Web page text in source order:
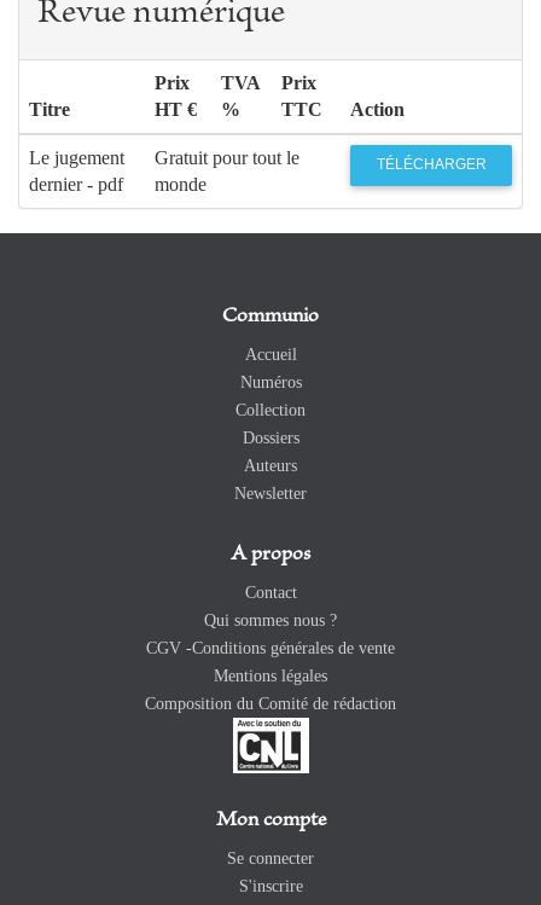
Revue numérique
Titre
Prix
HT €
TVA
%
Prix
TTC
Action
Le jugement
dernier - pdf
Gratuit pour tout le
monde
TÉLÉCHARGER
Communio
Accueil
Numéros
Collection
Dossiers
Auteurs
Newsletter
A propos
Contact
Qui sommes nous ?
CGV -Conditions générales de vente
Mentions légales
Composition du Comité de rédaction
Mon compte
Se connecter
S'inscrire